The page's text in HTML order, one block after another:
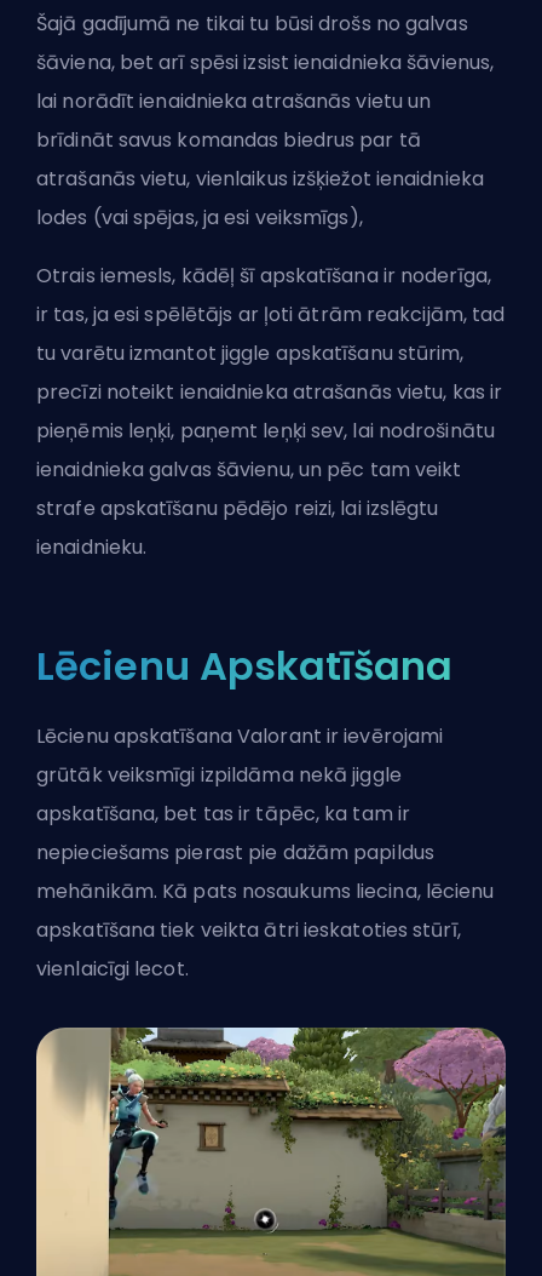
Šajā gadījumā ne tikai tu būsi drošs no galvas
šāviena, bet arī spēsi izsist ienaidnieka šāvienus,
lai norādīt ienaidnieka atrašanās vietu un
brīdināt savus komandas biedrus par tā
atrašanās vietu, vienlaikus izšķiežot ienaidnieka
lodes (vai spējas, ja esi veiksmīgs),
Otrais iemesls, kādēļ šī apskatīšana ir noderīga,
ir tas, ja esi spēlētājs ar ļoti ātrām reakcijām, tad
tu varētu izmantot jiggle apskatīšanu stūrim,
precīzi noteikt ienaidnieka atrašanās vietu, kas ir
pieņēmis leņķi, paņemt leņķi sev, lai nodrošinātu
ienaidnieka galvas šāvienu, un pēc tam veikt
strafe apskatīšanu pēdējo reizi, lai izslēgtu
ienaidnieku.
Lēcienu Apskatīšana
Lēcienu apskatīšana Valorant ir ievērojami
grūtāk veiksmīgi izpildāma nekā jiggle
apskatīšana, bet tas ir tāpēc, ka tam ir
nepieciešams pierast pie dažām papildus
mehānikām. Kā pats nosaukums liecina, lēcienu
apskatīšana tiek veikta ātri ieskatoties stūrī,
vienlaicīgi lecot.